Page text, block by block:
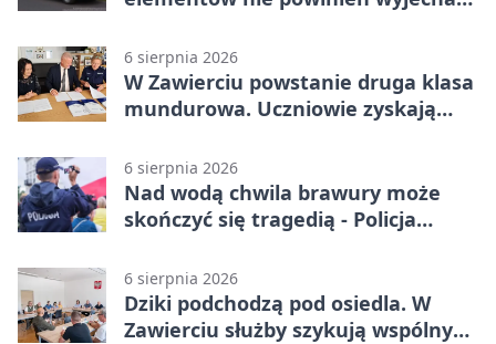
6 sierpnia 2026
W Zawierciu powstanie druga klasa
mundurowa. Uczniowie zyskają
6 sierpnia 2026
Nad wodą chwila brawury może
skończyć się tragedią - Policja
6 sierpnia 2026
Dziki podchodzą pod osiedla. W
Zawierciu służby szykują wspólny